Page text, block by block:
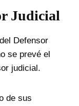
Judicial
Defensor
se prevé el
judicial.
de sus